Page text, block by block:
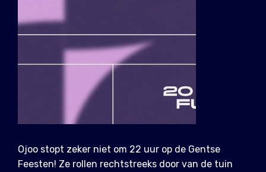
Ojoo stopt zeker niet om 22 uur op de Gentse
Feesten! Ze rollen rechtstreeks door van de tuin